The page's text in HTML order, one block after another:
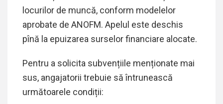
locurilor de muncă, conform modelelor
aprobate de ANOFM. Apelul este deschis
pînă la epuizarea surselor financiare alocate.
Pentru a solicita subvențiile menționate mai
sus, angajatorii trebuie să întrunească
următoarele condiții: